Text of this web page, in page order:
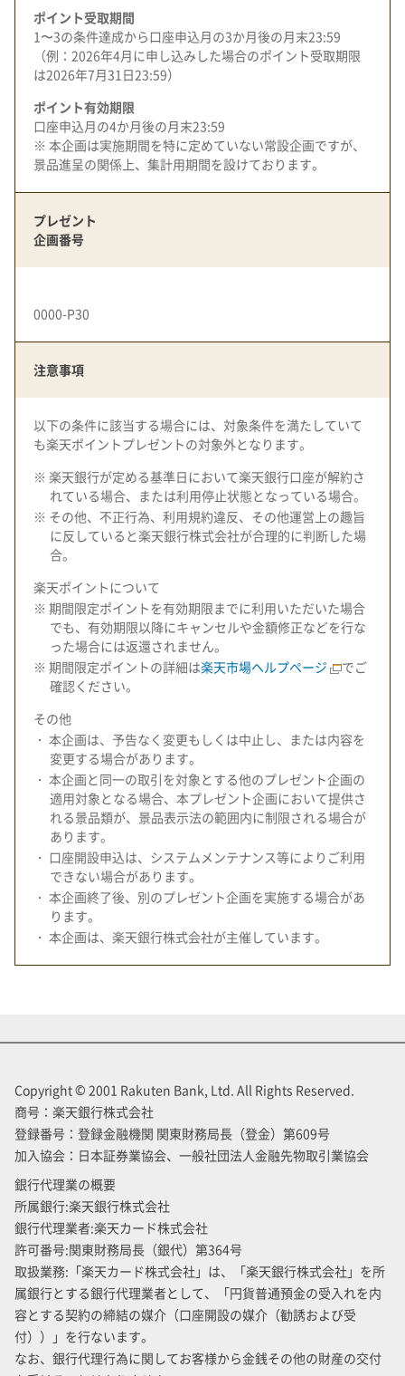
ポイント受取期間
1〜3の条件達成から口座申込月の3か月後の月末23:59
（例：2026年4月に申し込みした場合のポイント受取期限
は2026年7月31日23:59）
ポイント有効期限
口座申込月の4か月後の月末23:59
※ 本企画は実施期間を特に定めていない常設企画ですが、
景品進呈の関係上、集計用期間を設けております。
プレゼント
企画番号
0000-P30
注意事項
以下の条件に該当する場合には、対象条件を満たしていて
も楽天ポイントプレゼントの対象外となります。
※ 楽天銀行が定める基準日において楽天銀行口座が解約さ
れている場合、または利用停止状態となっている場合。
※ その他、不正行為、利用規約違反、その他運営上の趣旨
に反していると楽天銀行株式会社が合理的に判断した場
合。
楽天ポイントについて
※ 期間限定ポイントを有効期限までに利用いただいた場合
でも、有効期限以降にキャンセルや金額修正などを行な
った場合には返還されません。
※ 期間限定ポイントの詳細は楽天市場ヘルプページ
でご
確認ください。
その他
・ 本企画は、予告なく変更もしくは中止し、または内容を
変更する場合があります。
・ 本企画と同一の取引を対象とする他のプレゼント企画の
適用対象となる場合、本プレゼント企画において提供さ
れる景品類が、景品表示法の範囲内に制限される場合が
あります。
・ 口座開設申込は、システムメンテナンス等によりご利用
できない場合があります。
・ 本企画終了後、別のプレゼント企画を実施する場合があ
ります。
・ 本企画は、楽天銀行株式会社が主催しています。
Copyright © 2001 Rakuten Bank, Ltd. All Rights Reserved.
商号：楽天銀行株式会社
登録番号：登録金融機関 関東財務局長（登金）第609号
加入協会：日本証券業協会、一般社団法人金融先物取引業協会
銀行代理業の概要
所属銀行:楽天銀行株式会社
銀行代理業者:楽天カード株式会社
許可番号:関東財務局長（銀代）第364号
取扱業務:「楽天カード株式会社」は、「楽天銀行株式会社」を所
属銀行とする銀行代理業者として、「円貨普通預金の受入れを内
容とする契約の締結の媒介（口座開設の媒介（勧誘および受
付））」を行ないます。
なお、銀行代理行為に関してお客様から金銭その他の財産の交付